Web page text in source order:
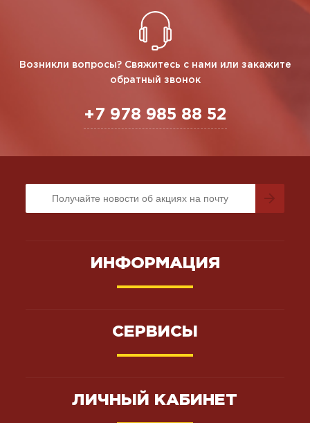
Возникли вопросы? Свяжитесь с нами или закажите
обратный звонок
+7 978 985 88 52
ИНФОРМАЦИЯ
СЕРВИСЫ
ЛИЧНЫЙ КАБИНЕТ